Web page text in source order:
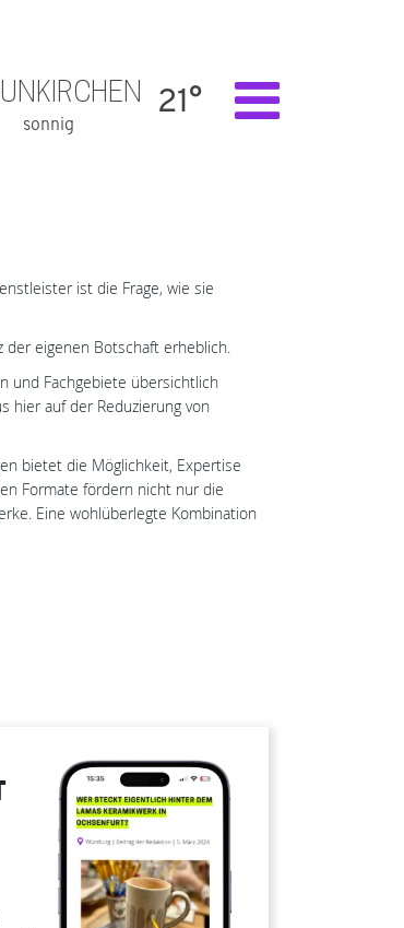
sonnig
21°
ist die Frage, wie sie
der eigenen Botschaft erheblich.
und Fachgebiete übersichtlich
hier auf der Reduzierung von
bietet die Möglichkeit, Expertise
Formate fördern nicht nur die
Eine wohlüberlegte Kombination